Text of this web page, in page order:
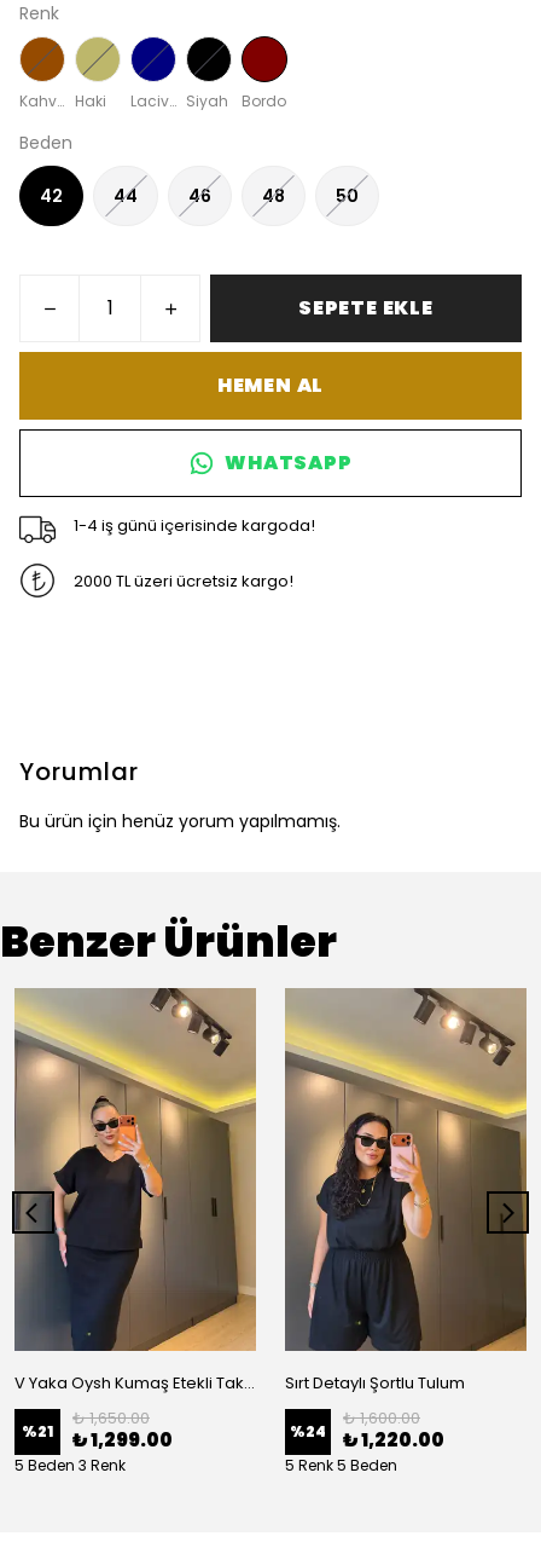
Renk
Kahverengi Haki Lacivert Siyah Bordo
Beden
42 44 46 48 50
SEPETE EKLE
HEMEN AL
WHATSAPP
1-4 iş günü içerisinde kargoda!
2000 TL üzeri ücretsiz kargo!
Yorumlar
Bu ürün için henüz yorum yapılmamış.
Benzer Ürünler
V Yaka Oysh Kumaş Etekli Takım
%21
₺ 1,650.00
₺ 1,299.00
5 Beden 3 Renk
Sırt Detaylı Şortlu Tulum
%24
₺ 1,600.00
₺ 1,220.00
5 Renk 5 Beden